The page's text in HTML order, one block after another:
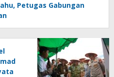
Petugas Gabungan